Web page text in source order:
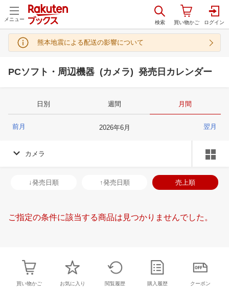
メニュー
熊本地震による配送の影響について
PCソフト・周辺機器 (カメラ) 発売日カレンダー
日別 週間 月間
2026年6月
前月 翌月
カメラ
↓発売日順 ↑発売日順 売上順
ご指定の条件に該当する商品は見つかりませんでした。
買い物かご お気に入り 閲覧履歴 購入履歴 クーポン